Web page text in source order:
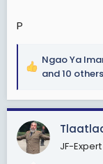
P
R
a
c
t
i
o
Ngao Ya
and 10 others
JF-